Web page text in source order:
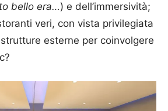
bello era…) e dell’immersività;
veri, con vista privilegiata
esterne per coinvolgere